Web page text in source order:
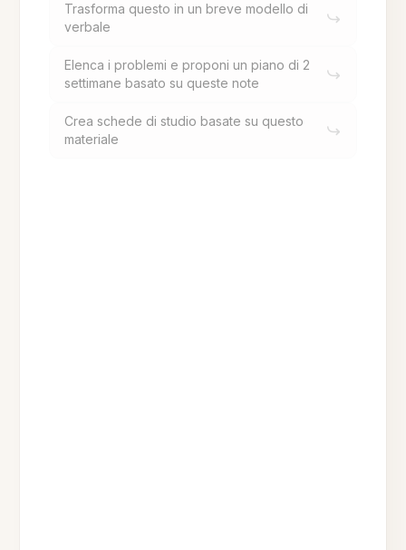
Trasforma questo in un breve modello di
verbale
Elenca i problemi e proponi un piano di 2
settimane basato su queste note
Crea schede di studio basate su questo
materiale